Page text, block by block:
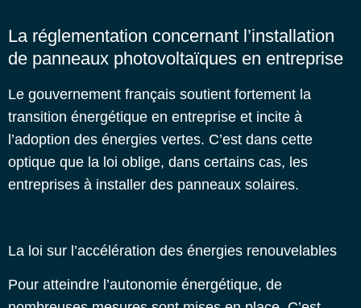
La réglementation concernant l’installation
de panneaux photovoltaïques en entreprise
Le gouvernement français soutient fortement la
transition énergétique en entreprise et incite à
l’adoption des énergies vertes. C’est dans cette
optique que la loi oblige, dans certains cas, les
entreprises à installer des panneaux solaires.
La loi sur l’accélération des énergies renouvelables
Pour atteindre l’autonomie énergétique, de